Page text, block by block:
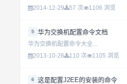
2014-12-29
57 次 1106 浏览
5 华为交换机配置命令文档
华为交换机配置命令大全...
2013-10-26
110 次 1105 浏览
6 这是配置J2EE的安装的命令